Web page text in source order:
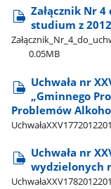
Załącznik Nr 4
studium z
0.05MB
Uchwała nr
„Gminnego
Problemów
Uchwała nr
wydzielonych